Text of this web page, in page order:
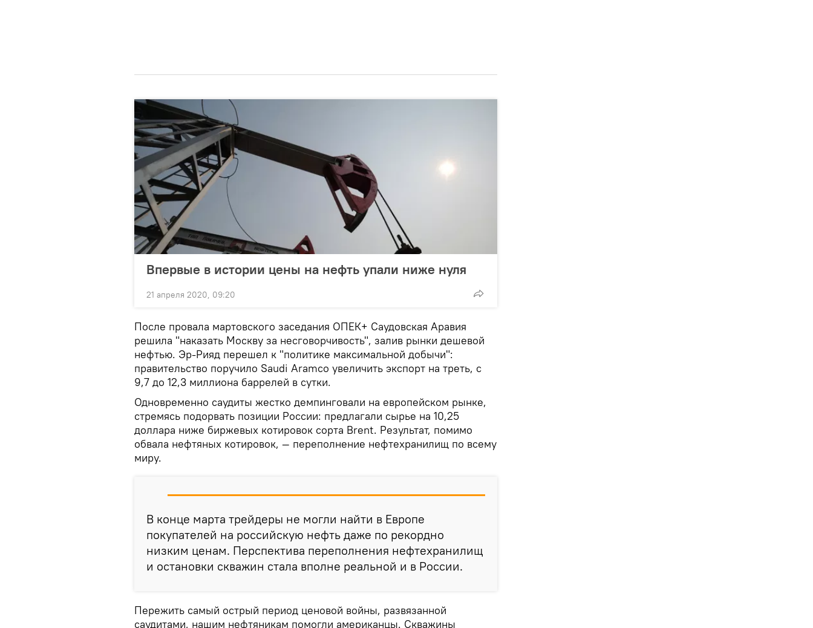
Впервые в истории цены на нефть упали ниже нуля
21 апреля 2020, 09:20
После провала мартовского заседания ОПЕК+ Саудовская Аравия
решила "наказать Москву за несговорчивость", залив рынки дешевой
нефтью. Эр-Рияд перешел к "политике максимальной добычи":
правительство поручило Saudi Aramco увеличить экспорт на треть, с
9,7 до 12,3 миллиона баррелей в сутки.
Одновременно саудиты жестко демпинговали на европейском рынке,
стремясь подорвать позиции России: предлагали сырье на 10,25
доллара ниже биржевых котировок сорта Brent. Результат, помимо
обвала нефтяных котировок, — переполнение нефтехранилищ по всему
миру.
В конце марта трейдеры не могли найти в Европе
покупателей на российскую нефть даже по рекордно
низким ценам. Перспектива переполнения нефтехранилищ
и остановки скважин стала вполне реальной и в России.
Пережить самый острый период ценовой войны, развязанной
саудитами, нашим нефтяникам помогли американцы. Скважины